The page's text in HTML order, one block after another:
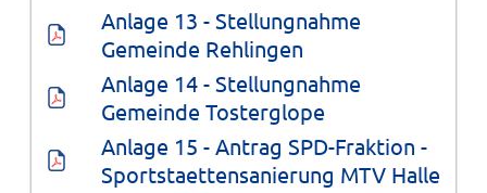
Anlage 13 - Stellungnahme
Gemeinde Rehlingen
Anlage 14 - Stellungnahme
Gemeinde Tosterglope
Anlage 15 - Antrag SPD-Fraktion -
Sportstaettensanierung MTV Halle